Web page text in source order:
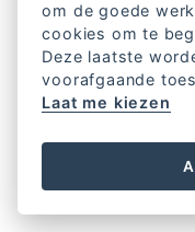
om de goede
cookies om te
Deze laatste
voorafgaande
Laat me kiezen